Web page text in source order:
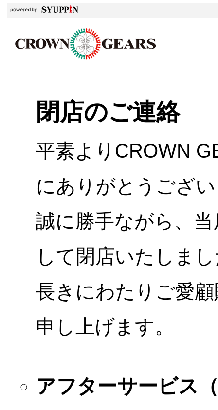
閉店のご連絡
平素よりCROWN
にありがとうござ
誠に勝手ながら、
して閉店いたしま
長きにわたりご愛
申し上げます。
アフターサービス